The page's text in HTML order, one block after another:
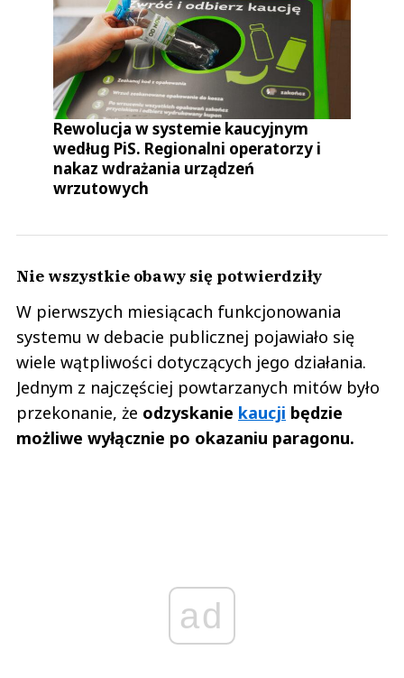
Rewolucja w systemie kaucyjnym
według PiS. Regionalni operatorzy i
nakaz wdrażania urządzeń
wrzutowych
Nie wszystkie obawy się potwierdziły
W pierwszych miesiącach funkcjonowania
systemu w debacie publicznej pojawiało się
wiele wątpliwości dotyczących jego działania.
Jednym z najczęściej powtarzanych mitów było
przekonanie, że odzyskanie kaucji będzie
możliwe wyłącznie po okazaniu paragonu.
ad